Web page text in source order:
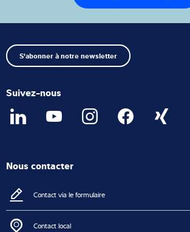
S'abonner à notre newsletter
Suivez-nous
Nous contacter
Contact via le formulaire
Contact local